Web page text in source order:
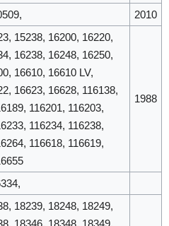
2010
15238, 16200, 16220,
16238, 16248, 16250,
16610, 16610 LV,
16623, 16628, 116138,
116201, 116203,
116234, 116238,
116618, 116619,
1988
18239, 18248, 18249,
18346, 18348, 18349,